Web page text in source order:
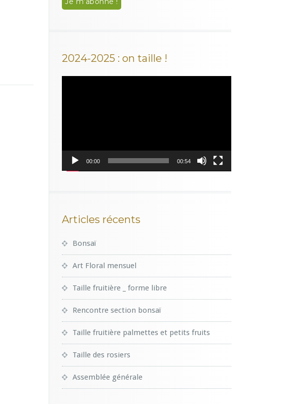
2024-2025 : on taille !
00:00 00:54
Articles récents
Bonsaï
Art Floral mensuel
Taille fruitière _ forme libre
Rencontre section bonsaï
Taille fruitière palmettes et petits fruits
Taille des rosiers
Assemblée générale